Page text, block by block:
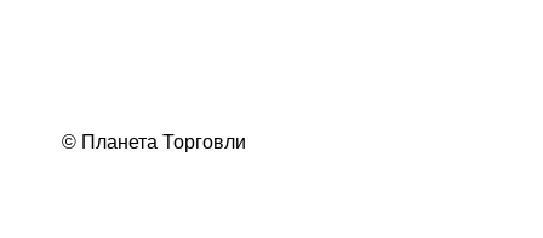
© Планета Торговли